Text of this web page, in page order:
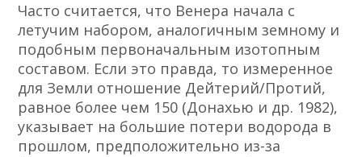
Часто считается, что Венера начала с
летучим набором, аналогичным земному и
подобным первоначальным изотопным
составом. Если это правда, то измеренное
для Земли отношение Дейтерий/Протий,
равное более чем 150 (Донахью и др. 1982),
указывает на большие потери водорода в
прошлом, предположительно из-за